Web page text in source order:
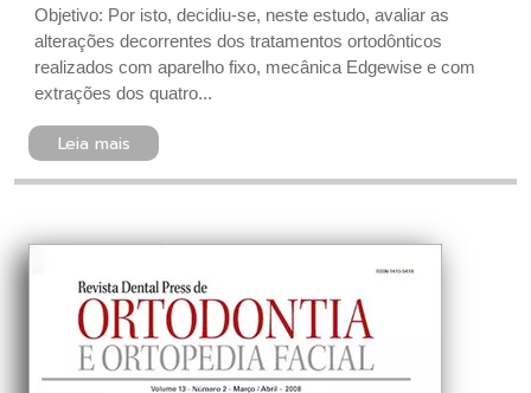
Objetivo: Por isto, decidiu-se, neste estudo, avaliar as
alterações decorrentes dos tratamentos ortodônticos
realizados com aparelho fixo, mecânica Edgewise e com
extrações dos quatro...
Leia mais